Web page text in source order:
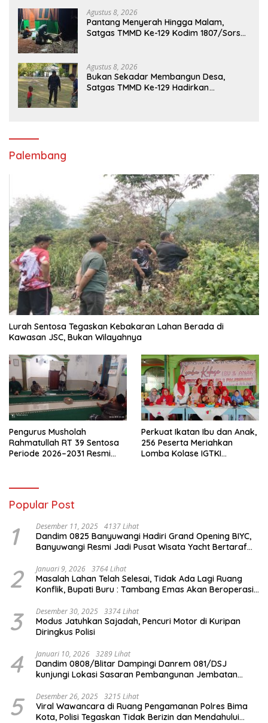
Agustus 8, 2026
Pantang Menyerah Hingga Malam,
Satgas TMMD Ke-129 Kodim 1807/Sorsel
Agustus 8, 2026
Bukan Sekadar Membangun Desa,
Satgas TMMD Ke-129 Hadirkan
Palembang
Lurah Sentosa Tegaskan Kebakaran Lahan Berada di
Kawasan JSC, Bukan Wilayahnya
Pengurus Musholah
Rahmatullah RT 39 Sentosa
Periode 2026–2031 Resmi
Perkuat Ikatan Ibu dan Anak,
256 Peserta Meriahkan
Lomba Kolase IGTKI
Popular Post
1 Desember 11, 2025 4137 Lihat
Dandim 0825 Banyuwangi Hadiri Grand Opening BIYC,
Banyuwangi Resmi Jadi Pusat Wisata Yacht Bertaraf
2 Januari 9, 2026 3764 Lihat
Masalah Lahan Telah Selesai, Tidak Ada Lagi Ruang
Konflik, Bupati Buru : Tambang Emas Akan Beroperasi
3 Desember 30, 2025 3374 Lihat
Modus Jatuhkan Sajadah, Pencuri Motor di Kuripan
Diringkus Polisi
4 Januari 10, 2026 3289 Lihat
Dandim 0808/Blitar Dampingi Danrem 081/DSJ
kunjungi Lokasi Sasaran Pembangunan Jembatan
5 Desember 26, 2025 3215 Lihat
Viral Wawancara di Ruang Pengamanan Polres Bima
Kota, Polisi Tegaskan Tidak Berizin dan Mendahului